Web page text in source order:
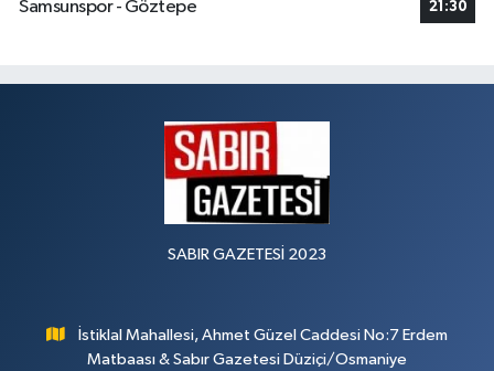
Samsunspor - Göztepe
21:30
SABIR GAZETESİ 2023
İstiklal Mahallesi, Ahmet Güzel Caddesi No:7 Erdem
Matbaası & Sabır Gazetesi Düziçi/Osmaniye